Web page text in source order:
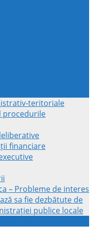
teritoriale
procedurile
financiare
– Probleme de interes
sa fie dezbătute de
publice locale